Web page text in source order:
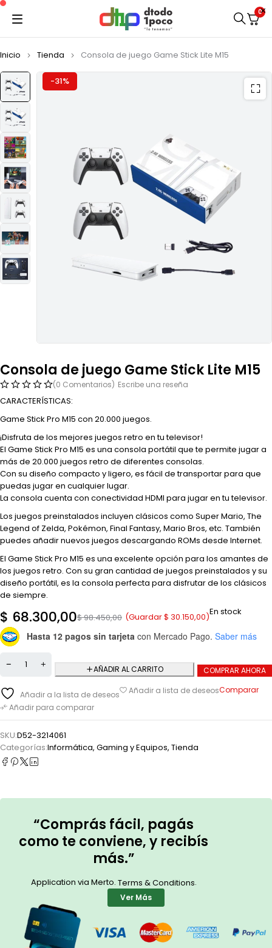
0
Inicio Tienda Consola de juego Game Stick Lite M15
-31%
Consola de juego Game Stick Lite M15
(0 Comentarios) Escribe una reseña
CARACTERÍSTICAS:
Game Stick Pro M15 con 20.000 juegos.
¡Disfruta de los mejores juegos retro en tu televisor!
El Game Stick Pro M15 es una consola portátil que te permite jugar a
más de 20.000 juegos retro de diferentes consolas.
Con su diseño compacto y ligero, es fácil de transportar para que
puedas jugar en cualquier lugar.
La consola cuenta con conectividad HDMI para jugar en tu televisor.
Los juegos preinstalados incluyen clásicos como Super Mario, The
Legend of Zelda, Pokémon, Final Fantasy, Mario Bros, etc. También
puedes añadir nuevos juegos descargando ROMs desde Internet.
El Game Stick Pro M15 es una excelente opción para los amantes de
los juegos retro. Con su gran cantidad de juegos preinstalados y su
diseño portátil, es la consola perfecta para disfrutar de los clásicos
de siempre.
$98.450,00
$ 68.300,00 (Guardar$ 30.150,00)En stock
Hasta 12 pagos sin tarjeta con Mercado Pago. Saber más
AÑADIR AL CARRITO COMPRAR AHORA
Añadir a la lista de deseos Añadir a lista de deseosComparar
Añadir para comparar
SKU:D52-3214061
Categorías:Informática, Gaming y Equipos, Tienda
“Comprás fácil, pagás
como te conviene, y recibís
más.”
Application via Merto. Terms & Conditions.
Ver Más